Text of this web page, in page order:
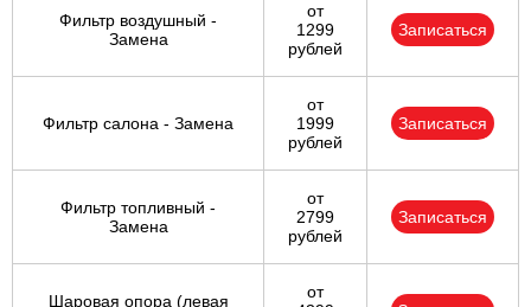
Фильтр воздушный -
Замена
от
1299
рублей
Записаться
Фильтр салона - Замена
от
1999
рублей
Записаться
Фильтр топливный -
Замена
от
2799
рублей
Записаться
Шаровая опора (левая
от